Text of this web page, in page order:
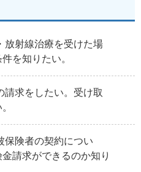
放射線治療を受けた場
を知りたい。
請求をしたい。受け取
保険者の契約につい
請求ができるのか知り